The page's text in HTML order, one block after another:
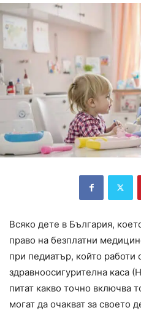
Всяко дете в България,
право на безплатни
при педиатър, който работи
здравноосигурителна каса
питат какво точно включва
могат да очакват за своето